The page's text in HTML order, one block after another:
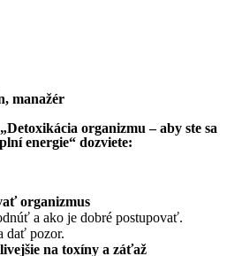
manažér
organizmu – aby ste sa
energie“ dozviete:
organizmus
a ako je dobré postupovať.
dať pozor.
na toxíny a záťaž